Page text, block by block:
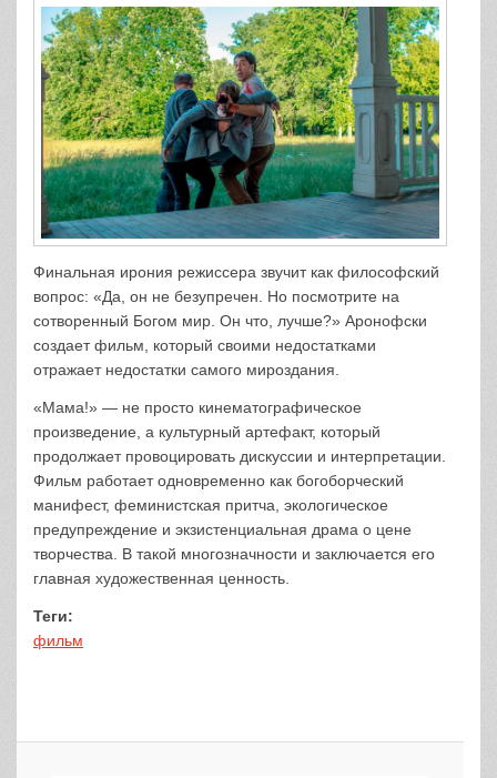
Финальная ирония режиссера звучит как философский
вопрос: «Да, он не безупречен. Но посмотрите на
сотворенный Богом мир. Он что, лучше?» Аронофски
создает фильм, который своими недостатками
отражает недостатки самого мироздания.
«Мама!» — не просто кинематографическое
произведение, а культурный артефакт, который
продолжает провоцировать дискуссии и интерпретации.
Фильм работает одновременно как богоборческий
манифест, феминистская притча, экологическое
предупреждение и экзистенциальная драма о цене
творчества. В такой многозначности и заключается его
главная художественная ценность.
Теги:
фильм